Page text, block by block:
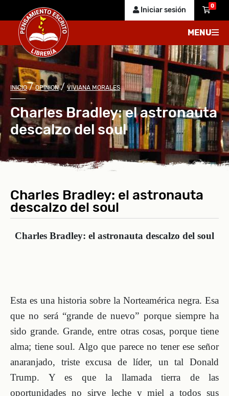
Iniciar sesión 0
MENU
INICIO/OPINION/VIVIANA MORALES
Charles Bradley: el astronauta
descalzo del soul
Charles Bradley: el astronauta
descalzo del soul
Charles Bradley: el astronauta descalzo del soul
Esta es una historia sobre la Norteamérica negra. Esa
que no será “grande de nuevo” porque siempre ha
sido grande. Grande, entre otras cosas, porque tiene
alma; tiene soul. Algo que parece no tener ese señor
anaranjado, triste excusa de líder, un tal Donald
Trump. Y es que la llamada tierra de las
oportunidades no sirve leche y miel a todos sus